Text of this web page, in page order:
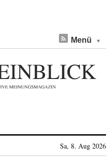
Menü
Sa, 8. Aug 2026